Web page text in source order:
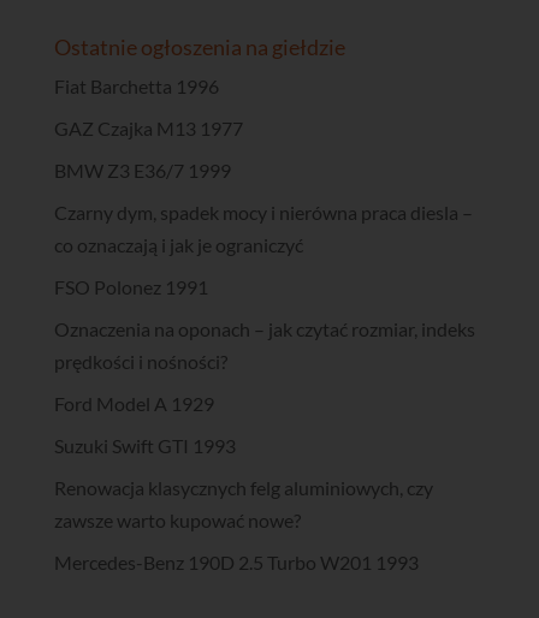
Ostatnie ogłoszenia na giełdzie
Fiat Barchetta 1996
GAZ Czajka M13 1977
BMW Z3 E36/7 1999
Czarny dym, spadek mocy i nierówna praca diesla –
co oznaczają i jak je ograniczyć
FSO Polonez 1991
Oznaczenia na oponach – jak czytać rozmiar, indeks
prędkości i nośności?
Ford Model A 1929
Suzuki Swift GTI 1993
Renowacja klasycznych felg aluminiowych, czy
zawsze warto kupować nowe?
Mercedes-Benz 190D 2.5 Turbo W201 1993